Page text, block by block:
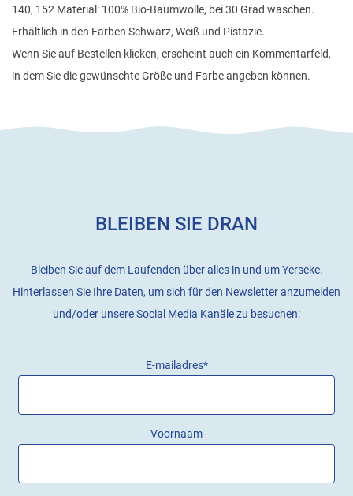
140, 152 Material: 100% Bio-Baumwolle, bei 30 Grad waschen.
Erhältlich in den Farben Schwarz, Weiß und Pistazie.
Wenn Sie auf Bestellen klicken, erscheint auch ein Kommentarfeld,
in dem Sie die gewünschte Größe und Farbe angeben können.
BLEIBEN SIE DRAN
Bleiben Sie auf dem Laufenden über alles in und um Yerseke.
Hinterlassen Sie Ihre Daten, um sich für den Newsletter anzumelden
und/oder unsere Social Media Kanäle zu besuchen:
E-mailadres*
Voornaam